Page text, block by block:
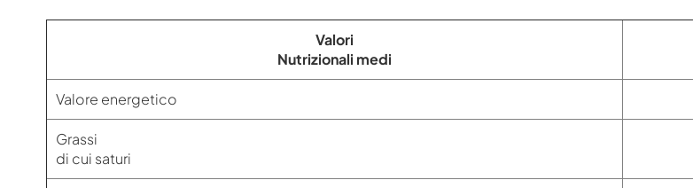
Valori
Nutrizionali medi
Valore energetico
Grassi
di cui saturi